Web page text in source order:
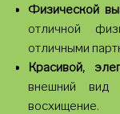
Физической
отличной
отличными
Красивой,
внешний вид
восхищение.